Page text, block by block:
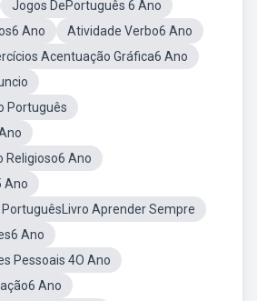
Jogos DePortuguês 6 Ano
Ano
Atividade Verbo6 Ano
Acentuação Gráfica6 Ano
Português
Religioso6 Ano
Ano
Aprender Sempre
Ano
Pessoais 4O Ano
Ano